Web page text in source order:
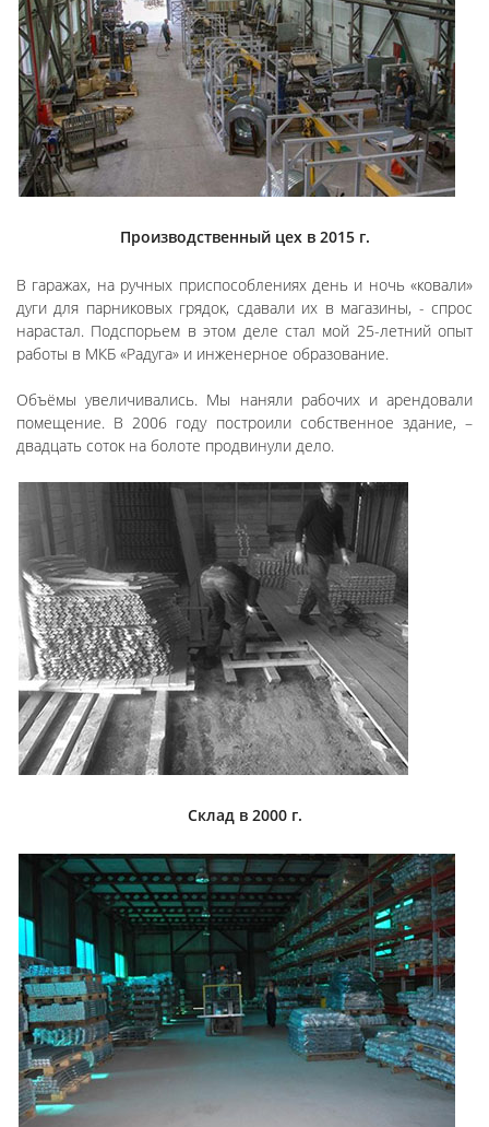
Производственный цех в 2015 г.
В гаражах, на ручных приспособлениях день и ночь «ковали»
дуги для парниковых грядок, сдавали их в магазины, - спрос
нарастал. Подспорьем в этом деле стал мой 25-летний опыт
работы в МКБ «Радуга» и инженерное образование.
Объёмы увеличивались. Мы наняли рабочих и арендовали
помещение. В 2006 году построили собственное здание, –
двадцать соток на болоте продвинули дело.
Склад в 2000 г.